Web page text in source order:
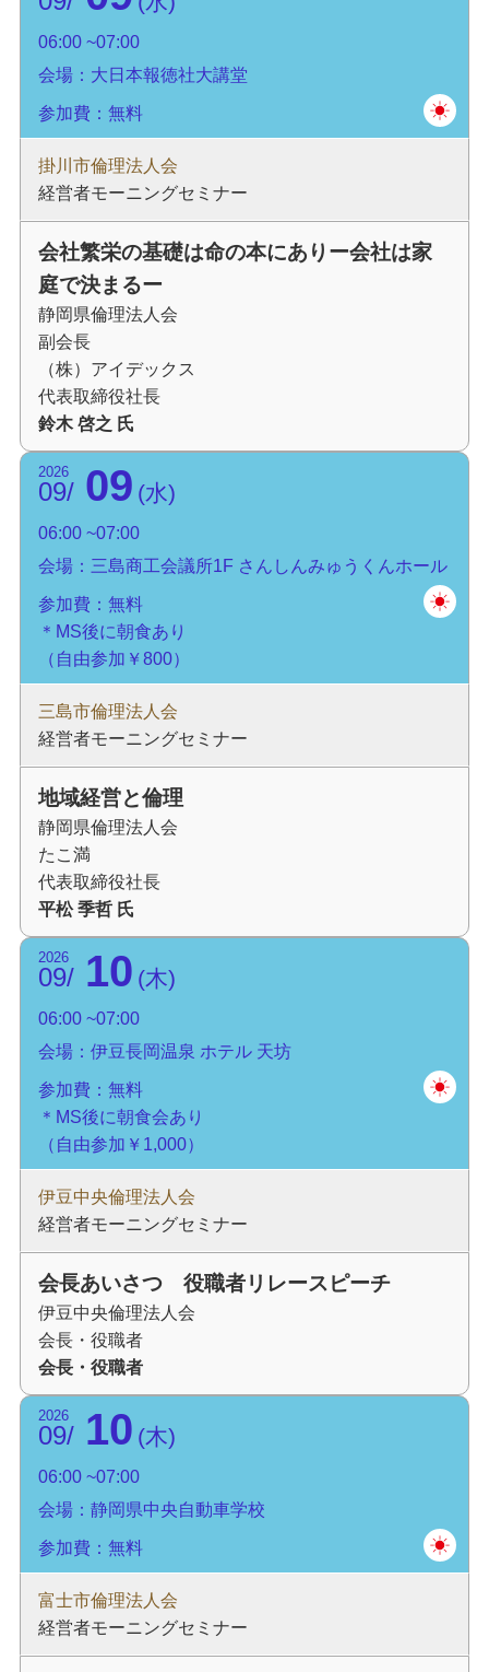
06:00
07:00
会場：大日本報徳社大講堂
参加費：無料
掛川市倫理法人会
経営者モーニングセミナー
会社繁栄の基礎は命の本にありー会社は家
庭で決まるー
静岡県倫理法人会
副会長
（株）アイデックス
代表取締役社長
鈴木 啓之 氏
2026
09 09 水
06:00
07:00
会場：三島商工会議所1F さんしんみゅうくんホール
参加費：無料
＊MS後に朝食あり
（自由参加￥800）
三島市倫理法人会
経営者モーニングセミナー
地域経営と倫理
静岡県倫理法人会
たこ満
代表取締役社長
平松 季哲 氏
2026
09 10 木
06:00
07:00
会場：伊豆長岡温泉 ホテル 天坊
参加費：無料
＊MS後に朝食会あり
（自由参加￥1,000）
伊豆中央倫理法人会
経営者モーニングセミナー
会長あいさつ 役職者リレースピーチ
伊豆中央倫理法人会
会長・役職者
会長・役職者
2026
09 10 木
06:00
07:00
会場：静岡県中央自動車学校
参加費：無料
富士市倫理法人会
経営者モーニングセミナー